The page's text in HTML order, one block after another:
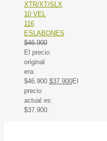
XTR/XT/SLX
10 VEL
116
ESLABONES
$46.900
El precio
original
era:
$46.900.$37.900El
precio
actual es:
$37.900.